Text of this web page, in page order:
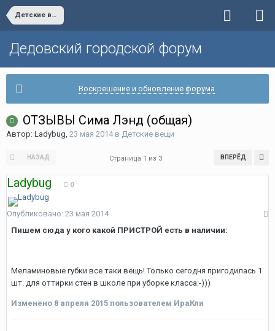
Детские вещи
Дедовский городской форум
Воскрешение и обновление форума
ОТЗЫВЫ Сима Лэнд (общая)
Автор: Ladybug, 23 мая 2014в Детские вещи
НАЗАД ВПЕРЁД
Страница 1 из 3
Ladybug 0
Опубликовано: 23 мая 2014
Пишем сюда у кого какой ПРИСТРОЙ есть в наличии:
Меламиновые губки все таки вещь! Только сегодня пригодилась 1
шт. для оттирки стен в школе при уборке класса:-)))
Изменено 8 апреля 2015 пользователем ИраКли